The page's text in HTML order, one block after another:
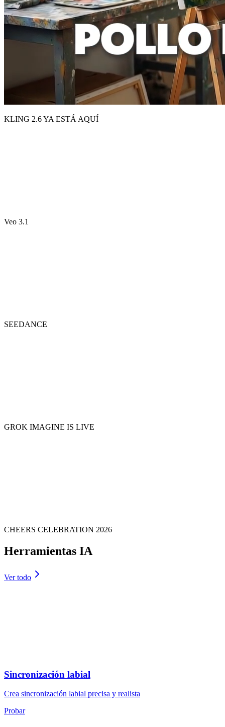
KLING 2.6 YA ESTÁ AQUÍ
Veo 3.1
SEEDANCE
GROK IMAGINE IS LIVE
CHEERS CELEBRATION 2026
Herramientas IA
Ver todo
Sincronización labial
Crea sincronización labial precisa y realista
Probar